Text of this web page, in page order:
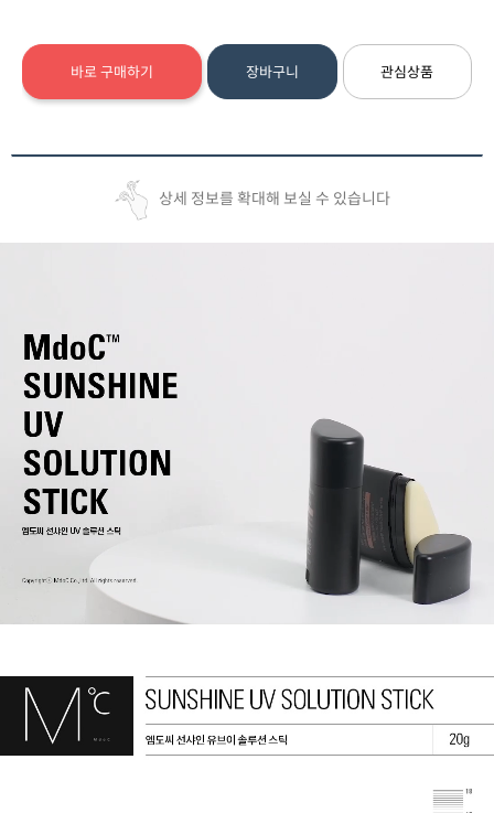
바로 구매하기 장바구니 관심상품
상세 정보를 확대해 보실 수 있습니다